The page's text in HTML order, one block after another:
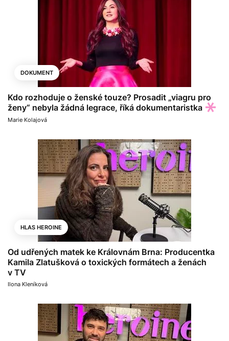
DOKUMENT
Kdo rozhoduje o ženské touze? Prosadit „viagru pro
ženy“ nebyla žádná legrace, říká dokumentaristka
Marie Kolajová
HLAS HEROINE
Od udřených matek ke Královnám Brna: Producentka
Kamila Zlatušková o toxických formátech a ženách
v TV
Ilona Kleníková